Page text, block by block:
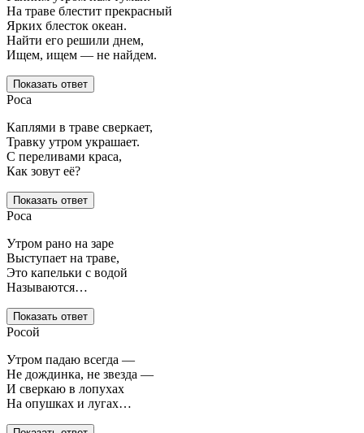
На траве блестит прекрасный
Ярких блесток океан.
Найти его решили днем,
Ищем, ищем — не найдем.
Показать ответ
Роса
Каплями в траве сверкает,
Травку утром украшает.
С переливами краса,
Как зовут её?
Показать ответ
Роса
Утром рано на заре
Выступает на траве,
Это капельки с водой
Называются…
Показать ответ
Росой
Утром падаю всегда —
Не дождинка, не звезда —
И сверкаю в лопухах
На опушках и лугах…